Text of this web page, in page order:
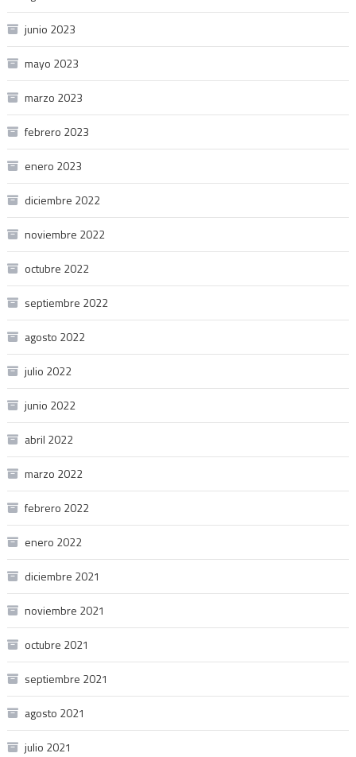
junio 2023
mayo 2023
marzo 2023
febrero 2023
enero 2023
diciembre 2022
noviembre 2022
octubre 2022
septiembre 2022
agosto 2022
julio 2022
junio 2022
abril 2022
marzo 2022
febrero 2022
enero 2022
diciembre 2021
noviembre 2021
octubre 2021
septiembre 2021
agosto 2021
julio 2021